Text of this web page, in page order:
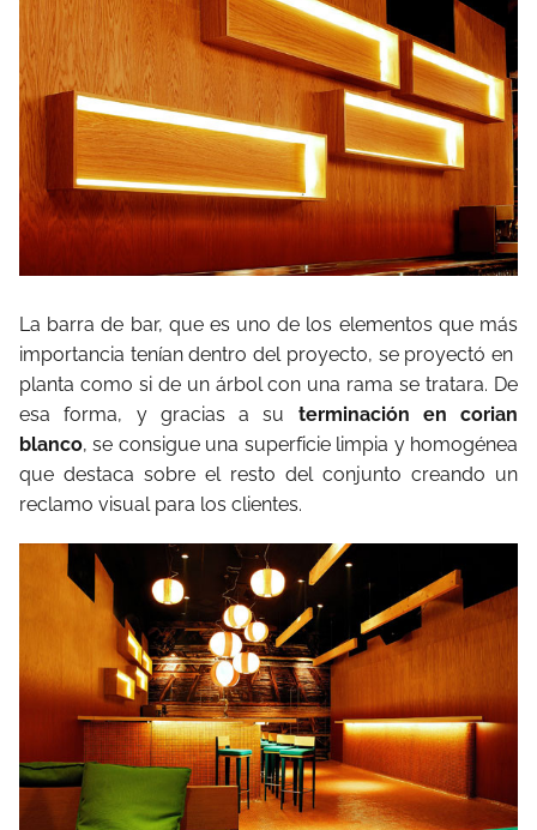
La barra de bar, que es uno de los elementos que más
importancia tenían dentro del proyecto, se proyectó en
planta como si de un árbol con una rama se tratara. De
esa forma, y gracias a su terminación en corian
blanco, se consigue una superficie limpia y homogénea
que destaca sobre el resto del conjunto creando un
reclamo visual para los clientes.